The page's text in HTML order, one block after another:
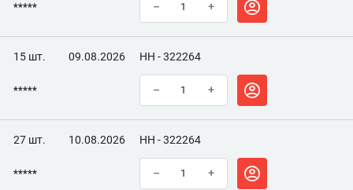
***** – +
15 шт. 09.08.2026 НН - 322264
***** – +
27 шт. 10.08.2026 НН - 322264
***** – +